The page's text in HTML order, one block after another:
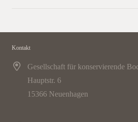
Kontakt
Gesellschaft für konservierende
Hauptstr. 6
15366 Neuenhagen